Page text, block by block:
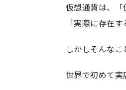
仮想通貨は、
「実際に存在
しかしそんな
世界で初めて実